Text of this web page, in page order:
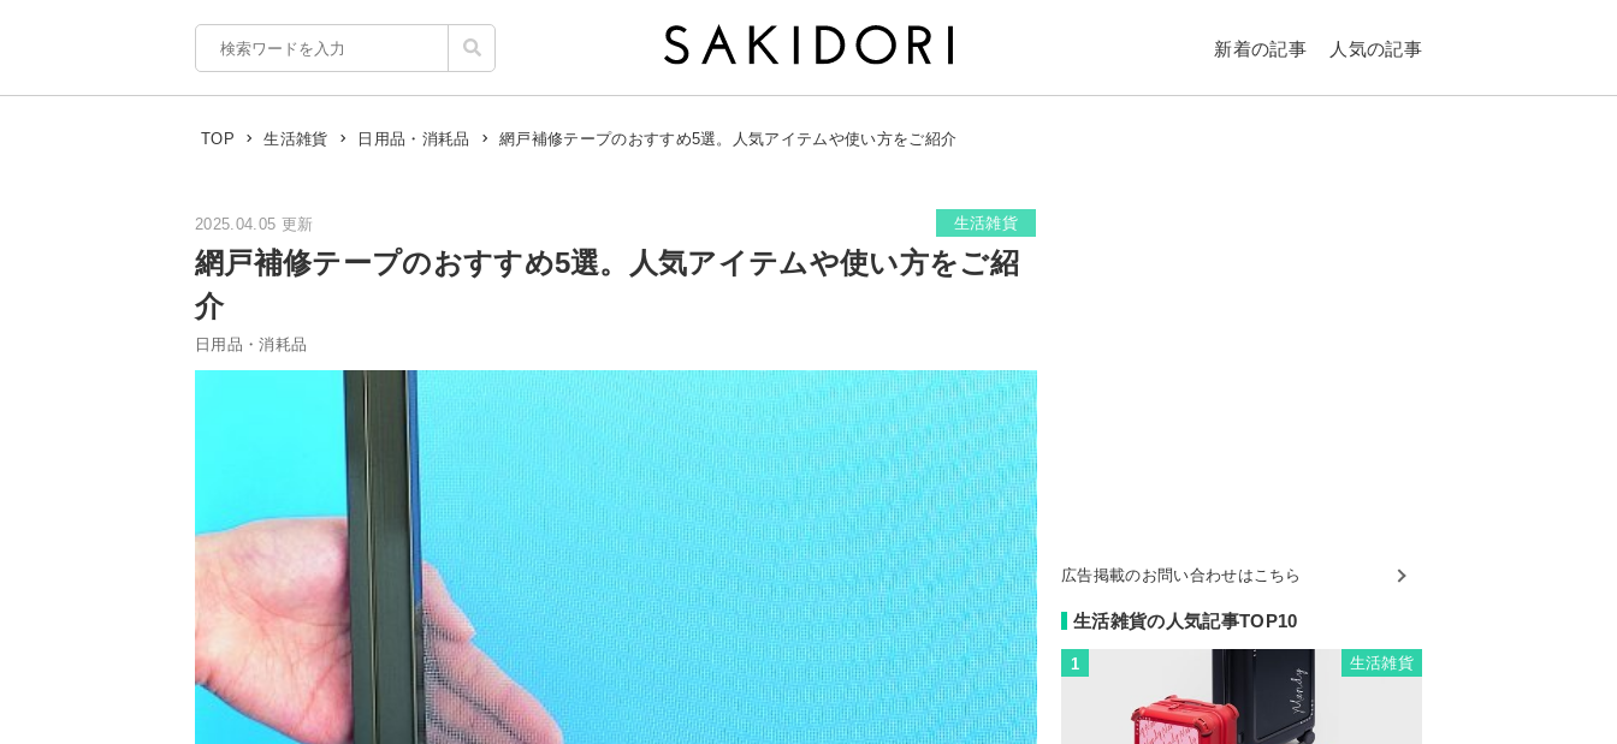
新着の記事 人気の記事
TOP 生活雑貨 日用品・消耗品 網戸補修テープのおすすめ5選。人気アイテムや使い方をご紹介
2025.04.05 更新 生活雑貨
網戸補修テープのおすすめ5選。人気アイテムや使い方をご紹
介
日用品・消耗品
広告掲載のお問い合わせはこちら
生活雑貨の人気記事TOP10
1 生活雑貨